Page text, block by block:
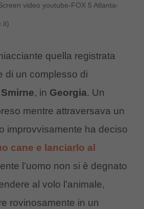
video youtube-FOX 5 Atlanta-
quella registrata
di un complesso di
Smirne, in Georgia. Un
mentre attraversava un
improvvisamente ha deciso
cane e lanciarlo al
l’uomo non si è degnato
al volo l’animale,
rovinosamente in un